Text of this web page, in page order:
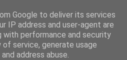
Google to deliver its services
IP address and user-agent are
with performance and security
service, generate usage
address abuse.